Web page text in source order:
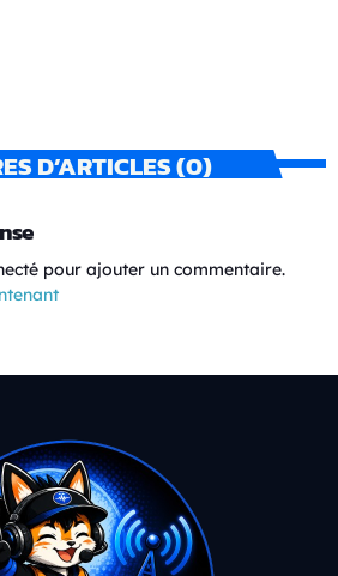
D’ARTICLES (0)
pour ajouter un commentaire.